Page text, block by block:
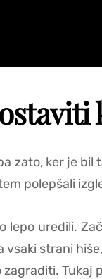
zato, ker je
polepšali
uredili.
strani
Tukaj